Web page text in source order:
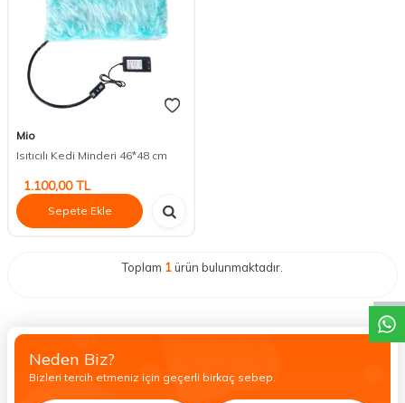
Mio
Isıtıcılı Kedi Minderi 46*48 cm
1.100,00TL
Sepete Ekle
Toplam 1ürün bulunmaktadır.
Neden Biz?
Bizleri tercih etmeniz için geçerli birkaç sebep.